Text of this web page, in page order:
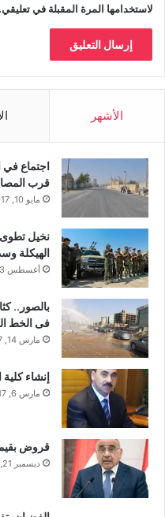
لاستخدامها المرة المقبلة في تعليقي.
الأشهر
اجتماع
قرب
مايو 10, 2017
نخيل
الهيكلة
أغسطس 23, 2016
بالصور..
فى الخط
مارس 14, 2017
إنشاء
مارس 6, 2017
قروض بقيمة 1 5مليار دولار
ديسمبر 21, 2015